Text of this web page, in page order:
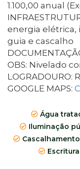
1.100,00 anual
energia elétrica,
guia e cascalho
OBS: Nivelado
LOGRADOURO:
GOOGLE MAPS:
Água
Iluminação
Escritura